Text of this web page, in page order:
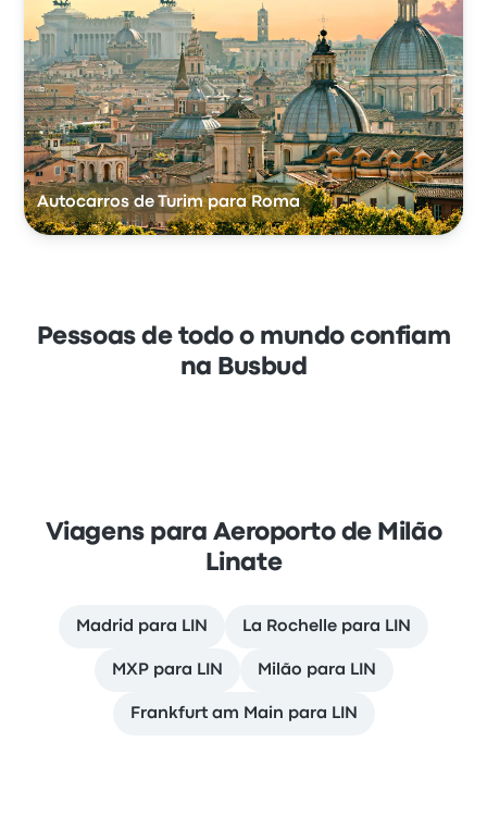
Autocarros de Turim para Roma
Pessoas de todo o mundo confiam
na Busbud
Viagens para Aeroporto de Milão
Linate
Madrid para LIN La Rochelle para LIN
MXP para LIN Milão para LIN
Frankfurt am Main para LIN